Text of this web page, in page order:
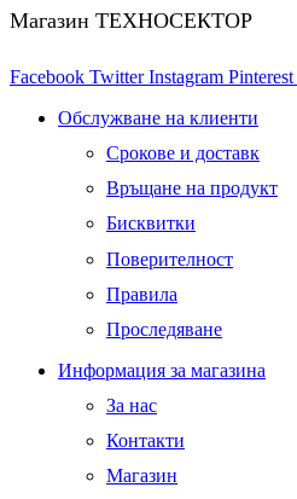
Магазин ТЕХНОСЕКТОР
Facebook Twitter Instagram Pinterest
Обслужване на клиенти
Срокове и доставк
Връщане на продукт
Бисквитки
Поверителност
Правила
Проследяване
Информация за магазина
За нас
Контакти
Магазин